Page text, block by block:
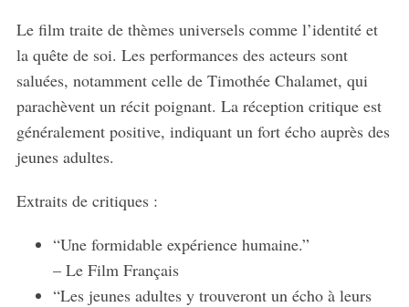
Le film traite de thèmes universels comme l’identité et
la quête de soi. Les performances des acteurs sont
saluées, notamment celle de Timothée Chalamet, qui
parachèvent un récit poignant. La réception critique est
généralement positive, indiquant un fort écho auprès des
jeunes adultes.
Extraits de critiques :
“Une formidable expérience humaine.”
– Le Film Français
“Les jeunes adultes y trouveront un écho à leurs